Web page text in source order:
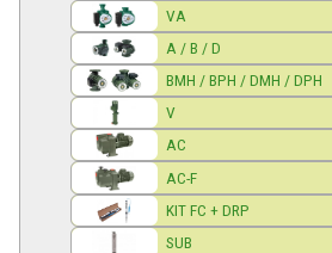
VA
A / B / D
BMH / BPH / DMH / DPH
V
AC
AC-F
KIT FC + DRP
SUB